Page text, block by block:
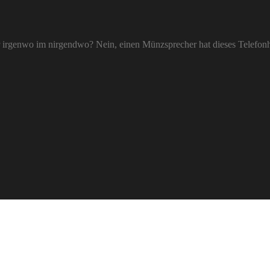
im nirgendwo? Nein, einen Münzsprecher hat dieses